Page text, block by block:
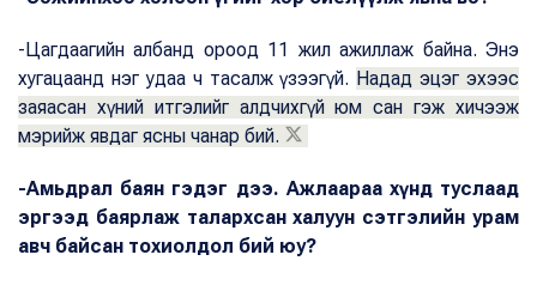
-Цагдаагийн албанд ороод 11 жил ажиллаж байна. Энэ
хугацаанд нэг удаа ч тасалж үзээгүй. Надад эцэг эхээс
заяасан хүний итгэлийг алдчихгүй юм сан гэж хичээж
мэрийж явдаг ясны чанар бий.
-Амьдрал баян гэдэг дээ. Ажлаараа хүнд туслаад
эргээд баярлаж талархсан халуун сэтгэлийн урам
авч байсан тохиолдол бий юу?